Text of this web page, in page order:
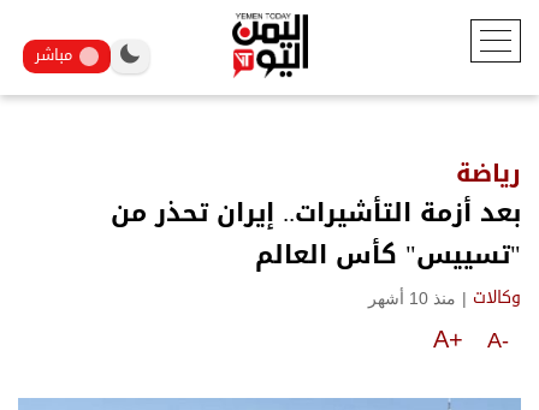
مباشر
رياضة
بعد أزمة التأشيرات.. إيران تحذر من
"تسييس" كأس العالم
وكالات | منذ 10 أشهر
A-
A+